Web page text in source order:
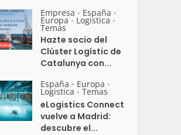
Empresa • España •
Europa • Logistica •
Temas
Hazte socio del
Clúster Logístic de
Catalunya con...
España • Europa •
Logistica • Temas
eLogistics Connect
vuelve a Madrid:
descubre el...